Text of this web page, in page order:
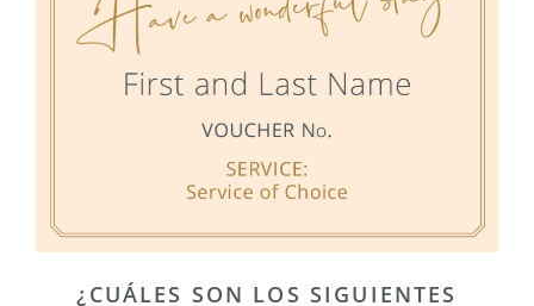
¿CUÁLES SON LOS SIGUIENTES